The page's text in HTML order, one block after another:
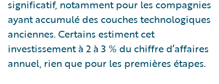
significatif, notamment pour les compagnies
ayant accumulé des couches technologiques
anciennes. Certains estiment cet
investissement à 2 à 3 % du chiffre d’affaires
annuel, rien que pour les premières étapes.